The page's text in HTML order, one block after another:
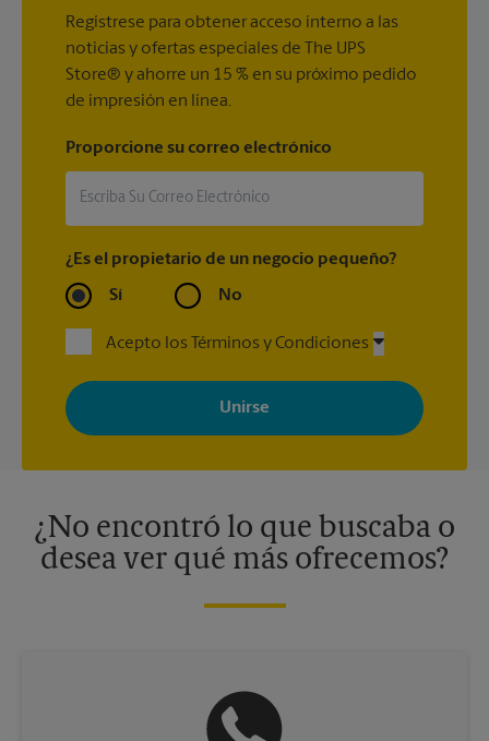
Regístrese para obtener acceso interno a las
noticias y ofertas especiales de The UPS
Store® y ahorre un 15 % en su próximo pedido
de impresión en línea.
Proporcione su correo electrónico
¿Es el propietario de un negocio pequeño?
Sí No
Acepto los Términos y Condiciones
Al registrarse, acepta recibir correos electrónicos de The UPS
Store con noticias, ofertas especiales, promociones y mensajes
adaptados a sus intereses. Puede darse de baja en cualquier
momento. Para más información, consulte nuestra política de
¿No encontró lo que buscaba o
desea ver qué más ofrecemos?